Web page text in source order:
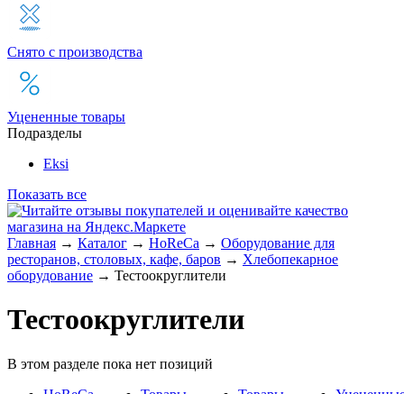
Снято с производства
Уцененные товары
Подразделы
Eksi
Показать все
Главная → Каталог → HoReCa → Оборудование для
ресторанов, столовых, кафе, баров → Хлебопекарное
оборудование → Тестоокруглители
Тестоокруглители
В этом разделе пока нет позиций